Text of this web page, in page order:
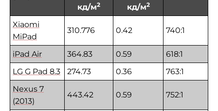
кд/м2
кд/м2
Xiaomi
MiPad
310.776 0.42 740:1
iPad Air 364.83 0.59
618:1
LG G Pad 8.3
274.73 0.36
763:1
Nexus 7
(2013)
443.42 0.59 752:1